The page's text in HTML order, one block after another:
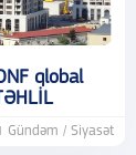
qlobal
Gündəm / Siyasət